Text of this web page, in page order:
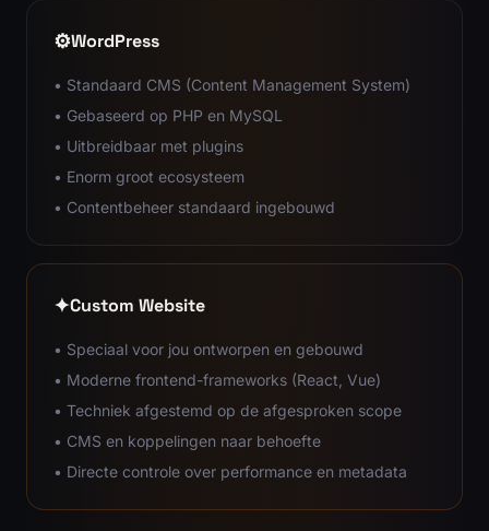
⚙️WordPress
• Standaard CMS (Content Management System)
• Gebaseerd op PHP en MySQL
• Uitbreidbaar met plugins
• Enorm groot ecosysteem
• Contentbeheer standaard ingebouwd
✦Custom Website
• Speciaal voor jou ontworpen en gebouwd
• Moderne frontend-frameworks (React, Vue)
• Techniek afgestemd op de afgesproken scope
• CMS en koppelingen naar behoefte
• Directe controle over performance en metadata